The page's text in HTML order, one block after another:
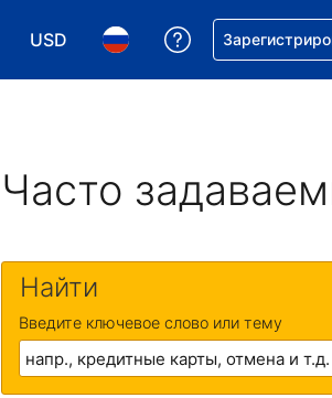
USD
Выберите валюту. Текущая
Выберите язык.
Получите
Часто
Найти
Введите ключевое слово или тему